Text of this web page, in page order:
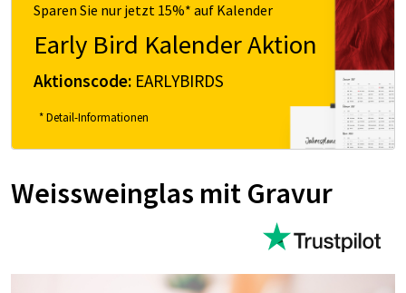
Sparen Sie nur jetzt 15%* auf Kalender
Early Bird Kalender Aktion
Aktionscode: EARLYBIRDS
* Detail-Informationen
Weissweinglas mit Gravur